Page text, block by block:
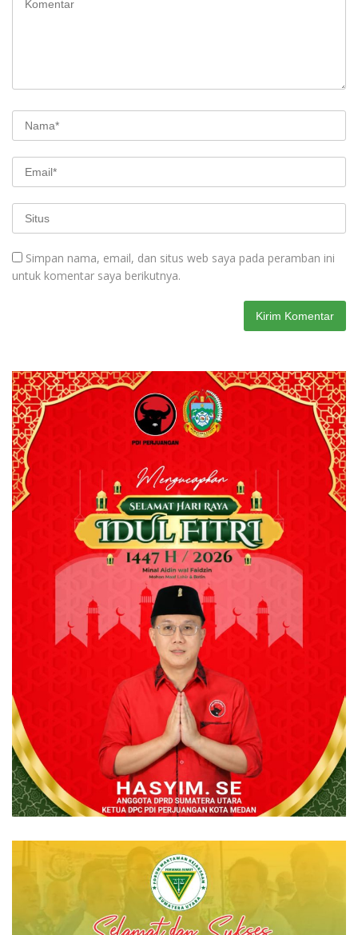
Simpan nama, email, dan situs web saya pada peramban ini
untuk komentar saya berikutnya.